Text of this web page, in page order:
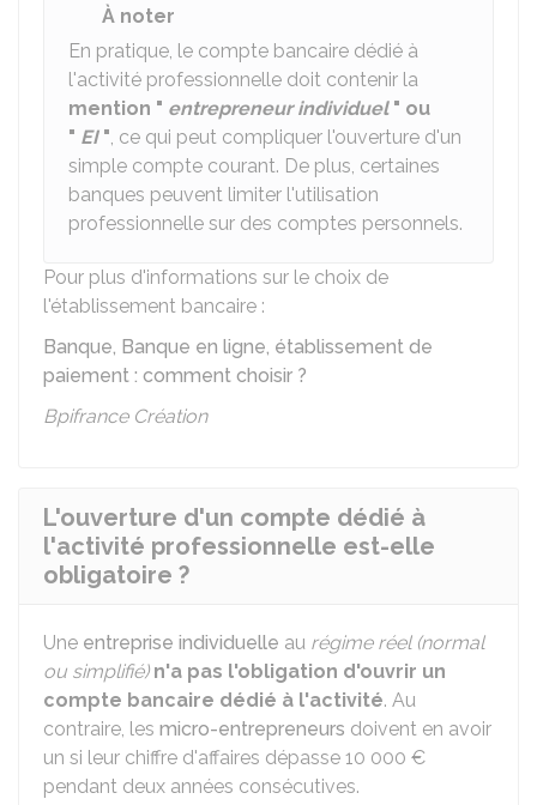
À noter
En pratique, le compte bancaire dédié à
l'activité professionnelle doit contenir la
mention " entrepreneur individuel" ou
" EI", ce qui peut compliquer l'ouverture d'un
simple compte courant. De plus, certaines
banques peuvent limiter l'utilisation
professionnelle sur des comptes personnels.
Pour plus d'informations sur le choix de
l'établissement bancaire :
Banque, Banque en ligne, établissement de
paiement : comment choisir ?
Bpifrance Création
L'ouverture d'un compte dédié à
l'activité professionnelle est-elle
obligatoire ?
Une entreprise individuelle au régime réel (normal
ou simplifié) n'a pas l'obligation d'ouvrir un
compte bancaire dédié à l'activité. Au
contraire, les micro-entrepreneurs doivent en avoir
un si leur chiffre d'affaires dépasse 10 000 €
pendant deux années consécutives.